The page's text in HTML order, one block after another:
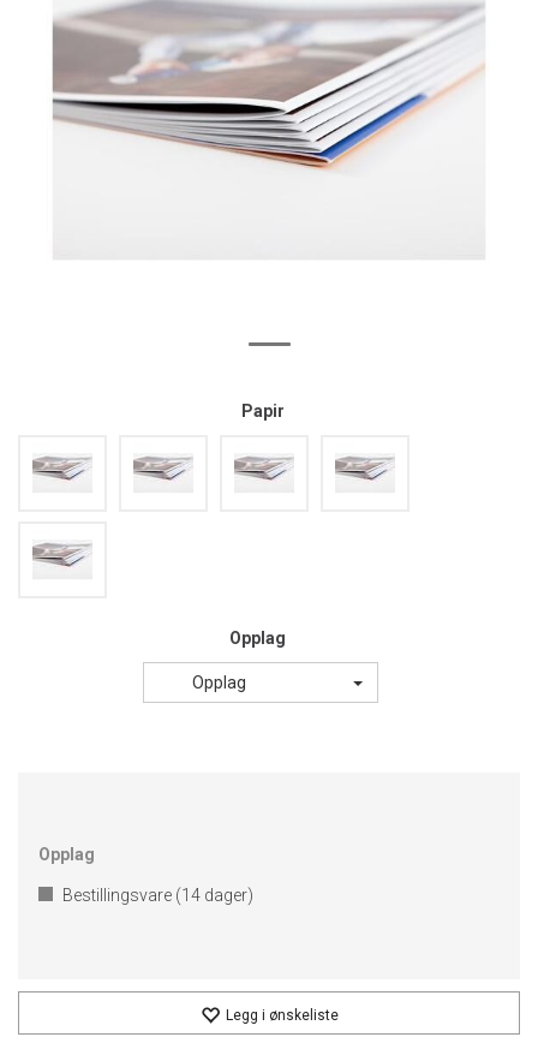
Papir
Opplag
Opplag
Opplag
Bestillingsvare (14 dager)
Legg i ønskeliste